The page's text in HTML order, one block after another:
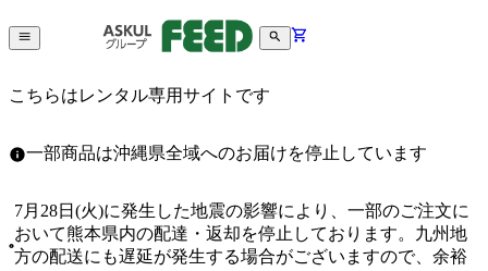
こちらはレンタル専用サイトです
一部商品は沖縄県全域へのお届けを停止しています
7月28日(火)に発生した地震の影響により、一部のご注文に
おいて熊本県内の配達・返却を停止しております。九州地
方の配送にも遅延が発生する場合がございますので、余裕